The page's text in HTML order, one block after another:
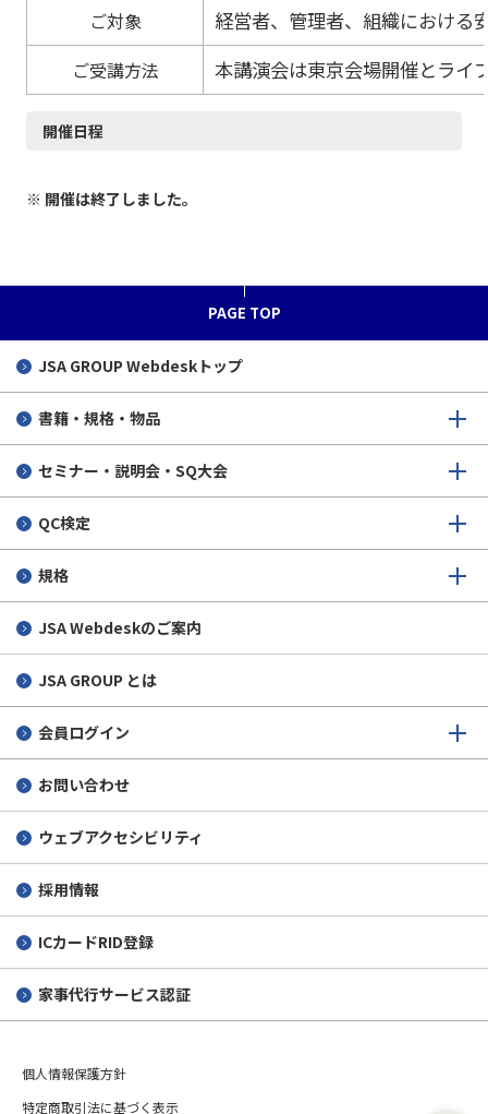
ご対象 経営者、管理者、組織における
ご受講方法 本講演会は東京会場開催とライ
開催日程
※ 開催は終了しました。
PAGE TOP
JSA GROUP Webdeskトップ
書籍・規格・物品
セミナー・説明会・SQ大会
QC検定
規格
JSA Webdeskのご案内
JSA GROUP とは
会員ログイン
お問い合わせ
ウェブアクセシビリティ
採用情報
ICカードRID登録
家事代行サービス認証
個人情報保護方針
特定商取引法に基づく表示